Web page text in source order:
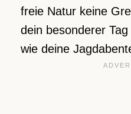
freie Natur keine
dein besonderer
wie deine